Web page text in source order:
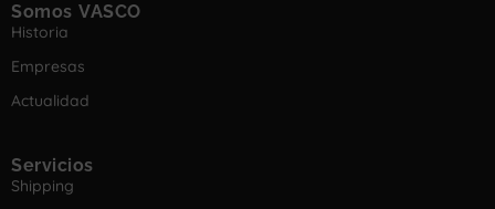
Somos VASCO
Historia
Empresas
Actualidad
Servicios
Shipping